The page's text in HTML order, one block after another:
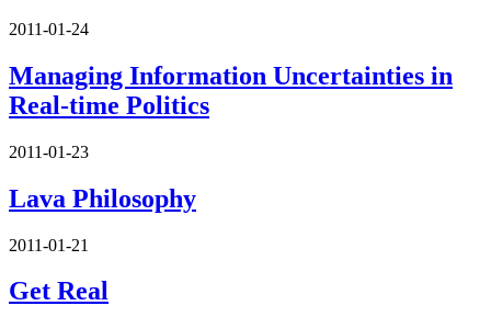
2011-01-24
Managing Information Uncertainties in
Real-time Politics
2011-01-23
Lava Philosophy
2011-01-21
Get Real